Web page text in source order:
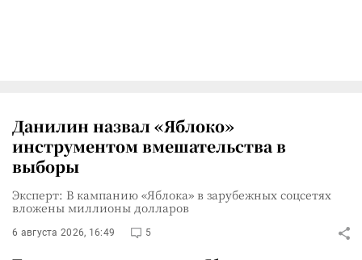
Данилин назвал «Яблоко»
инструментом вмешательства в
выборы
Эксперт: В кампанию «Яблока» в зарубежных соцсетях
вложены миллионы долларов
6 августа 2026, 16:49 5